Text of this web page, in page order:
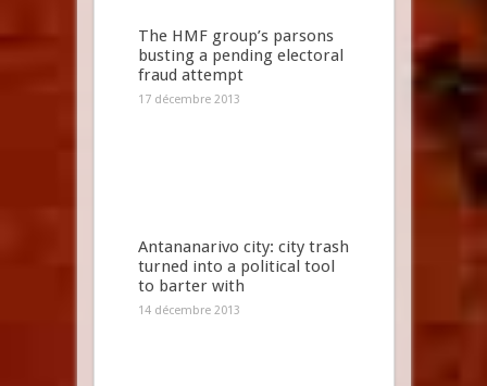
The HMF group’s parsons
busting a pending electoral
fraud attempt
17 décembre 2013
Antananarivo city: city trash
turned into a political tool
to barter with
14 décembre 2013